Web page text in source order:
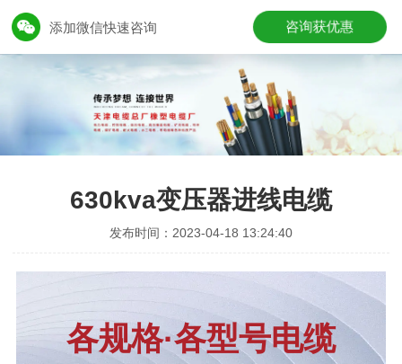
添加微信快速咨询 咨询获优惠
630kva变压器进线电缆
发布时间：2023-04-18 13:24:40
各规格·各型号电缆